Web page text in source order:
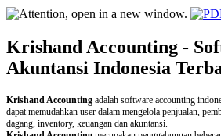
Krishand Accounting -
Akuntansi Indonesia
Krishand Accounting adalah software accounting
dapat memudahkan user dalam mengelola penjualan,
dagang, inventory, keuangan dan akuntansi.